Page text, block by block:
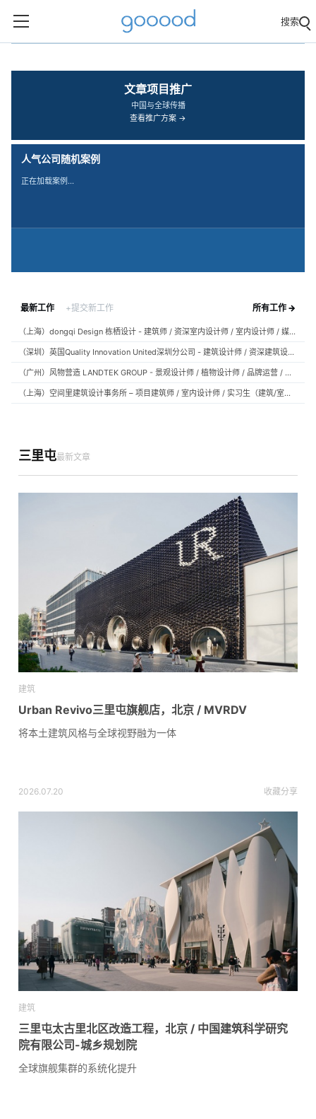
搜索
文章项目推广
中国与全球传播
查看推广方案 →
人气公司随机案例
正在加载案例…
最新工作 +提交新工作 所有工作 →
（上海）dongqi Design 栋栖设计 - 建筑师 / 资深室内设计师 / 室内设计师 / 媒体及公共关系主管 / 设计实习生（常年招聘）
（深圳）英国Quality Innovation United深圳分公司 - 建筑设计师 / 资深建筑设计师 / 室内设计师 / 设计实习生
（广州）风物营造 LANDTEK GROUP - 景观设计师 / 植物设计师 / 品牌运营 / 实习生
（上海）空间里建筑设计事务所 – 项目建筑师 / 室内设计师 / 实习生（建筑/室内）
三里屯最新文章
建筑
Urban Revivo三里屯旗舰店，北京 / MVRDV
将本土建筑风格与全球视野融为一体
2026.07.20 收藏分享
建筑
三里屯太古里北区改造工程，北京 / 中国建筑科学研究
院有限公司-城乡规划院
全球旗舰集群的系统化提升